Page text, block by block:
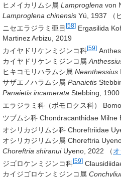
ヒメイカリムシ属 Lamproglena von
Lamproglena chinensis Yü, 1937 （
ニセエラジラミ亜目[58] Ergasilida
Martinez Arbizu, 2019
カイヤドリケンミジンコ科[59]
カイヤドリケンミジンコ属
ヒキコモリハラムシ属 Neanthessius
サザエノハラムシ属 Panaietis
Panaietis incamerata Stebbing, 1900
エラジラミ科（ボモロクス科）
ツブムシ科 Chondracanthidae Milne
オシリカジリムシ科 Choreftriidae
オシリカジリムシ属 Choreftria
Choreftria shiranui Uyeno, 2022 （
ジゴロケンミジンコ科[59]
カイジゴロケンミジンコ属